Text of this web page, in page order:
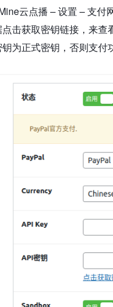
云点播 – 设置 – 支
击获取密钥链接，来
为正式密钥，否则支付